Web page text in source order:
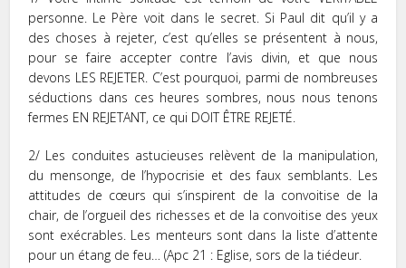
personne. Le Père voit dans le secret. Si Paul dit qu’il y a
des choses à rejeter, c’est qu’elles se présentent à nous,
pour se faire accepter contre l’avis divin, et que nous
devons LES REJETER. C’est pourquoi, parmi de nombreuses
séductions dans ces heures sombres, nous nous tenons
fermes EN REJETANT, ce qui DOIT ÊTRE REJETÉ.
2/ Les conduites astucieuses relèvent de la manipulation,
du mensonge, de l’hypocrisie et des faux semblants. Les
attitudes de cœurs qui s’inspirent de la convoitise de la
chair, de l’orgueil des richesses et de la convoitise des yeux
sont exécrables. Les menteurs sont dans la liste d’attente
pour un étang de feu… (Apc 21 : Eglise, sors de la tiédeur.